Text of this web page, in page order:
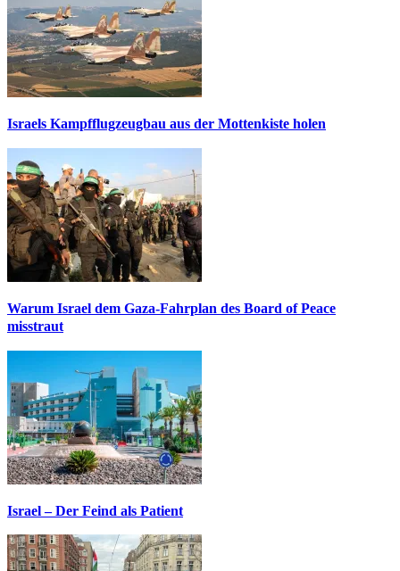
Israels Kampfflugzeugbau aus der Mottenkiste holen
Warum Israel dem Gaza-Fahrplan des Board of Peace
misstraut
Israel – Der Feind als Patient